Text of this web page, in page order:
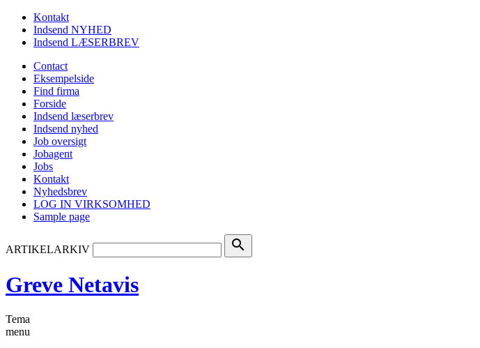
Kontakt
Indsend NYHED
Indsend LÆSERBREV
Contact
Eksempelside
Find firma
Forside
Indsend læserbrev
Indsend nyhed
Job oversigt
Jobagent
Jobs
Kontakt
Nyhedsbrev
LOG IN VIRKSOMHED
Sample page
ARTIKELARKIV search
Greve Netavis
Tema
menu